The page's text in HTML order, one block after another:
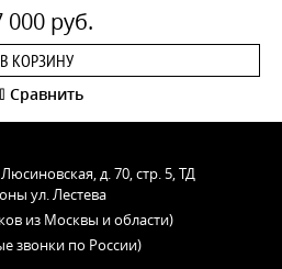
000 руб.
В КОРЗИНУ
Сравнить
д. 70, стр. 5, ТД
ул. Лестева
из Москвы и области)
звонки по России)